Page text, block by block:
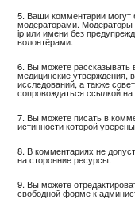
5. Ваши комментарии могут
модераторами. Модераторы
ip или имени без
волонтёрами.
6. Вы можете
медицинские утверждения,
исследований, а также
сопровождаться ссылкой
7. Вы можете писать в
истинности которой
8. В комментариях не
на сторонние ресурсы.
9. Вы можете
свободной форме к